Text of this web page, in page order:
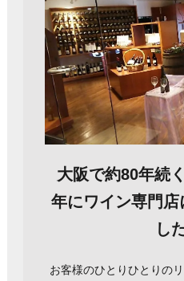
大阪で約80年続
年にワイン専門店
し
お客様のひとりひとりの